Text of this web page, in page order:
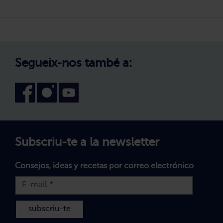
Declaració d'accessibilitat
Configuració de les galetes
Segueix-nos també a:
Subscriu-te a la newsletter
Consejos, ideas y recetas por correo electrónico
subscriu-te